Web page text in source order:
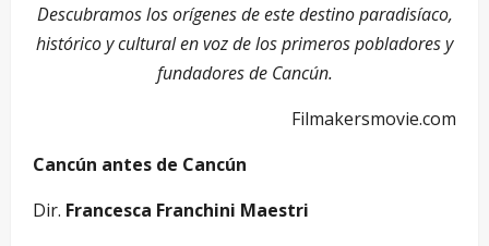
Descubramos los orígenes de este destino paradisíaco,
histórico y cultural en voz de los primeros pobladores y
fundadores de Cancún.
Filmakersmovie.com
Cancún antes de Cancún
Dir. Francesca Franchini Maestri